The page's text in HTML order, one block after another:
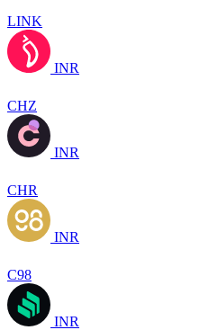
LINK
INR
CHZ
INR
CHR
INR
C98
INR